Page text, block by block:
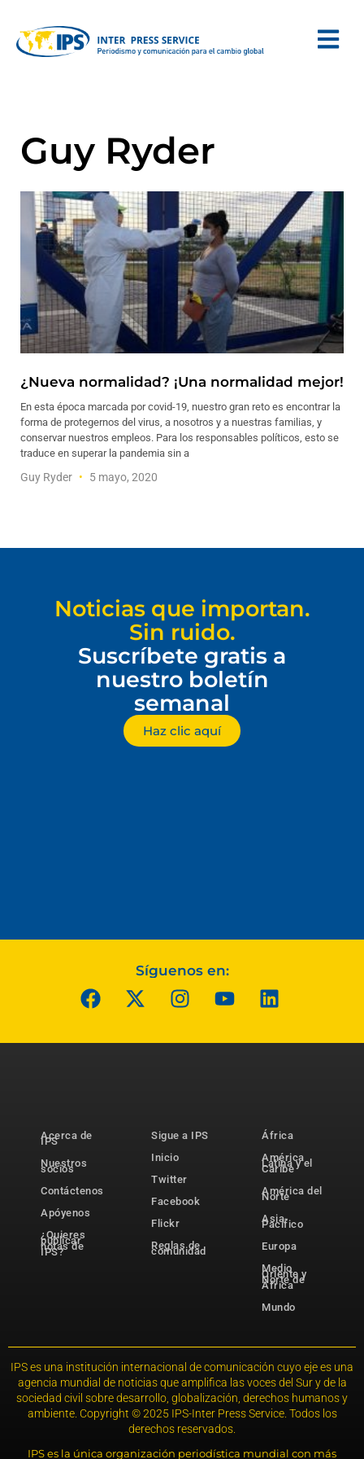
Guy Ryder
¿Nueva normalidad? ¡Una normalidad mejor!
En esta época marcada por covid-19, nuestro gran reto es encontrar la
forma de protegernos del virus, a nosotros y a nuestras familias, y
conservar nuestros empleos. Para los responsables políticos, esto se
traduce en superar la pandemia sin a
Guy Ryder 5 mayo, 2020
Noticias que importan.
Sin ruido.
Suscríbete gratis a
nuestro boletín
semanal
Haz clic aquí
Síguenos en:
Acerca de
IPS
Nuestros
socios
Contáctenos
Apóyenos
¿Quieres
publicar
notas de
IPS?
Sigue a IPS
Inicio
Twitter
Facebook
Flickr
Reglas de
comunidad
África
América
Latina y el
Caribe
América del
Norte
Asia-
Pacífico
Europa
Medio
Oriente y
Norte de
África
Mundo
IPS es una institución internacional de comunicación cuyo eje es una
agencia mundial de noticias que amplifica las voces del Sur y de la
sociedad civil sobre desarrollo, globalización, derechos humanos y
ambiente. Copyright © 2025 IPS-Inter Press Service. Todos los
derechos reservados.
IPS es la única organización periodística mundial con más